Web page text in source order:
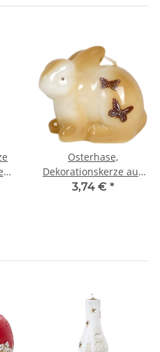
Osterhase,
Dekorationskerze aus
Wachs, Osterkerze,
3,74 € *